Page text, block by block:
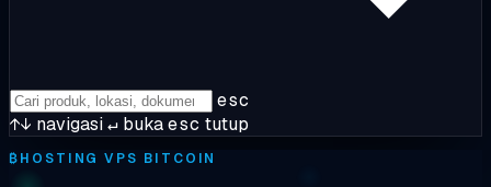
esc
↑↓ navigasi↵ bukaesc tutup
₿HOSTING VPS BITCOIN